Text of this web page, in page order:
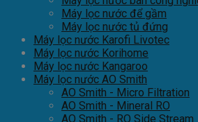
Máy lọc nước để gầm
Máy lọc nước tủ đứng
Máy lọc nước Karofi Livotec
Máy lọc nước Korihome
Máy lọc nước Kangaroo
Máy lọc nước AO Smith
AO Smith - Micro Filtration
AO Smith - Mineral RO
AO Smith - RO Side Stream